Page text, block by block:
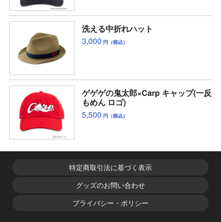
洗える中折れハット
3,000 円（税込）
ゲゲゲの鬼太郎×Carp キャップ(一反
もめん ロゴ)
5,500 円（税込）
特定商取引法に基づく表示
グッズのお問い合わせ
プライバシー・ポリシー